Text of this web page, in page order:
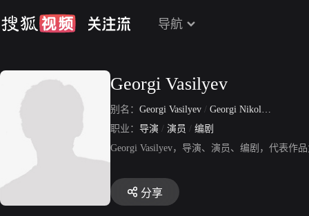
导航
Georgi Vasilyev
别名： Georgi Vasilyev / Georgi Nikolayevich Vasilyev
职业： 导演 / 演员 / 编剧
Georgi Vasilyev，导演、演员、编剧，代表作
分享